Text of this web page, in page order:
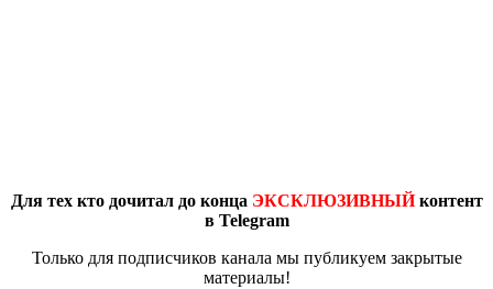
Для тех кто дочитал до конца ЭКСКЛЮЗИВНЫЙконтент
в Telegram
Только для подписчиков канала мы публикуем закрытые
материалы!